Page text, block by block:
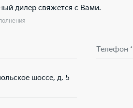
дилер свяжется с Вами.
Телефон *
шоссе, д. 5